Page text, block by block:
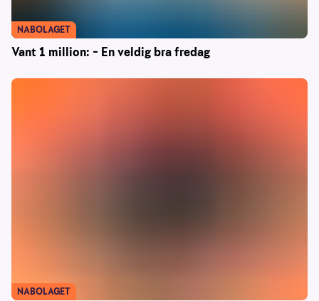
Vant 1 million: – En veldig bra fredag
NABOLAGET
NABOLAGET